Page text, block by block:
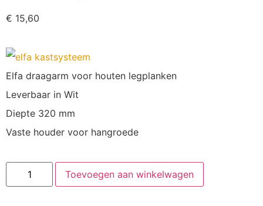
€ 15,60
Elfa draagarm voor houten legplanken
Leverbaar in Wit
Diepte 320 mm
Vaste houder voor hangroede
Toevoegen aan winkelwagen